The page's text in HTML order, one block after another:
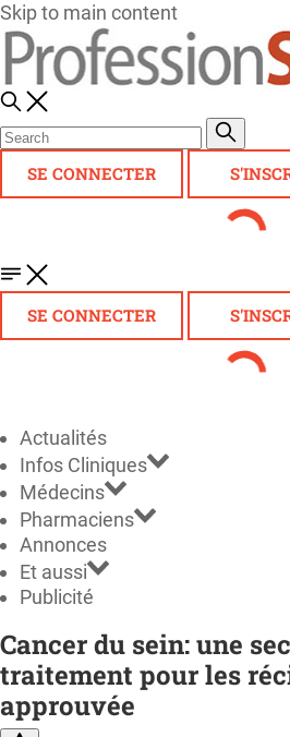
Skip to main content
SE CONNECTER
SE CONNECTER
Actualités
Infos Cliniques
Médecins
Pharmaciens
Annonces
Et aussi
Publicité
Cancer du sein: une
traitement pour les
approuvée